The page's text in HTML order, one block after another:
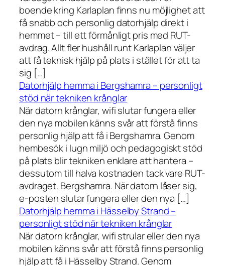
boende kring Karlaplan finns nu möjlighet att
få snabb och personlig datorhjälp direkt i
hemmet – till ett förmånligt pris med RUT-
avdrag. Allt fler hushåll runt Karlaplan väljer
att få teknisk hjälp på plats i stället för att ta
sig […]
Datorhjälp hemma i Bergshamra – personligt
stöd när tekniken krånglar
När datorn krånglar, wifi slutar fungera eller
den nya mobilen känns svår att förstå finns
personlig hjälp att få i Bergshamra. Genom
hembesök i lugn miljö och pedagogiskt stöd
på plats blir tekniken enklare att hantera –
dessutom till halva kostnaden tack vare RUT-
avdraget. Bergshamra. När datorn låser sig,
e-posten slutar fungera eller den nya […]
Datorhjälp hemma i Hässelby Strand –
personligt stöd när tekniken krånglar
När datorn krånglar, wifi strular eller den nya
mobilen känns svår att förstå finns personlig
hjälp att få i Hässelby Strand. Genom